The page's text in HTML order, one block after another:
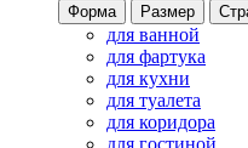
Форма
Размер
для ванной
для фартука
для кухни
для туалета
для коридора
для гостиной